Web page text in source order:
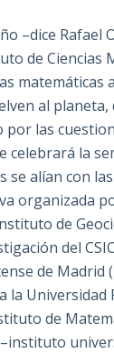
–dice Rafael
de Ciencias
matemáticas
al planeta,
las
celebrará la
se alían con
organizada
de
del
de Madrid
la Universidad
de